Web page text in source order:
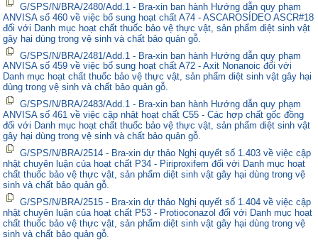
G/SPS/N/BRA/2480/Add.1 - Bra-xin ban hành Hướng dẫn quy phạm
ANVISA số 460 về việc bổ sung hoạt chất A74 - ASCAROSÍDEO ASCR#18
đối với Danh mục hoạt chất thuốc bảo vệ thực vật, sản phẩm diệt sinh vật
gây hại dùng trong vệ sinh và chất bảo quản gỗ.
G/SPS/N/BRA/2481/Add.1 - Bra-xin ban hành Hướng dẫn quy phạm
ANVISA số 459 về việc bổ sung hoạt chất A72 - Axit Nonanoic đối với
Danh mục hoạt chất thuốc bảo vệ thực vật, sản phẩm diệt sinh vật gây hại
dùng trong vệ sinh và chất bảo quản gỗ.
G/SPS/N/BRA/2483/Add.1 - Bra-xin ban hành Hướng dẫn quy phạm
ANVISA số 461 về việc cập nhật hoạt chất C55 - Các hợp chất gốc đồng
đối với Danh mục hoạt chất thuốc bảo vệ thực vật, sản phẩm diệt sinh vật
gây hại dùng trong vệ sinh và chất bảo quản gỗ.
G/SPS/N/BRA/2514 - Bra-xin dự thảo Nghị quyết số 1.403 về việc cập
nhật chuyên luận của hoạt chất P34 - Piriproxifem đối với Danh mục hoạt
chất thuốc bảo vệ thực vật, sản phẩm diệt sinh vật gây hại dùng trong vệ
sinh và chất bảo quản gỗ.
G/SPS/N/BRA/2515 - Bra-xin dự thảo Nghị quyết số 1.404 về việc cập
nhật chuyên luận của hoạt chất P53 - Protioconazol đối với Danh mục hoạt
chất thuốc bảo vệ thực vật, sản phẩm diệt sinh vật gây hại dùng trong vệ
sinh và chất bảo quản gỗ.